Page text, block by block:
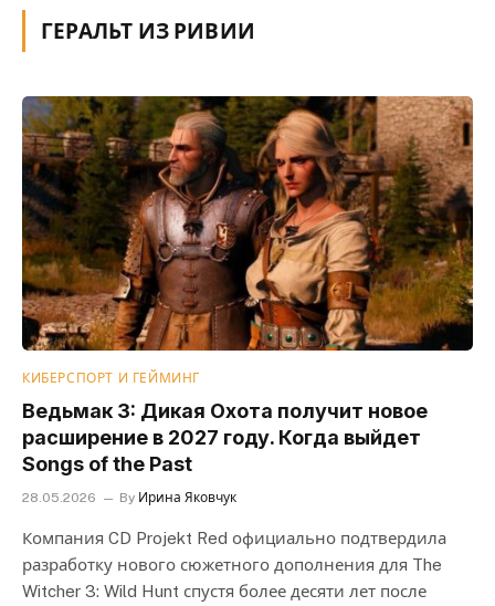
ГЕРАЛЬТ ИЗ РИВИИ
КИБЕРСПОРТ И ГЕЙМИНГ
Ведьмак 3: Дикая Охота получит новое
расширение в 2027 году. Когда выйдет
Songs of the Past
28.05.2026 By Ирина Яковчук
Компания CD Projekt Red официально подтвердила
разработку нового сюжетного дополнения для The
Witcher 3: Wild Hunt спустя более десяти лет после